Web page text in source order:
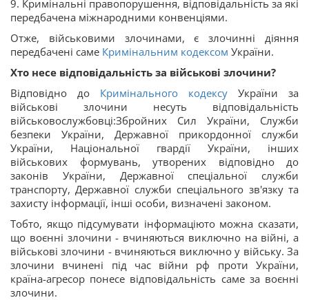
9. Кримінальні правопорушення, відповідальність за які
передбачена міжнародними конвенціями.
Отже, військовими злочинами, є злочинні діяння
передбачені саме Кримінальним кодексом України.
Хто несе відповідальність за військові злочини?
Відповідно до Кримінального кодексу України за
військові злочини несуть відповідальність
військовослужбовці:Збройних Сил України, Служби
безпеки України, Державної прикордонної служби
України, Національної гвардії України, інших
військових формувань, утворених відповідно до
законів України, Державної спеціальної служби
транспорту, Державної служби спеціального зв'язку та
захисту інформації, інші особи, визначені законом.
Тобто, якщо підсумувати інформаціюто можна сказати,
що воєнні злочини - вчиняються виключно на війні, а
військові злочини - вчиняються виключно у війську. За
злочини вчинені під час війни рф проти України,
країна-агресор понесе відповідальність саме за воєнні
злочини.